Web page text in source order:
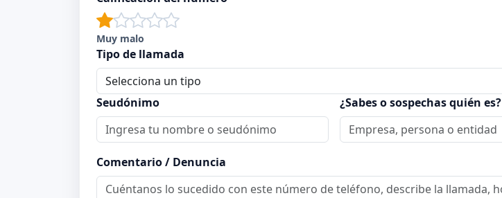
Muy malo
Tipo de llamada
Seudónimo ¿Sabes o sospechas quién es?
Comentario / Denuncia